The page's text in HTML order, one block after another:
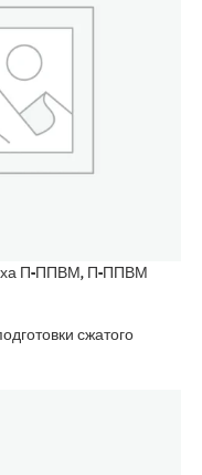
П-ППВМ, П-ППВМ
сжатого